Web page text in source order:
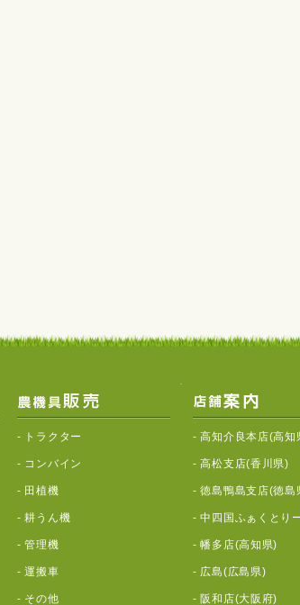
- トラクター
- コンバイン
- 田植機
-耕うん機
-管理機
-運搬車
- その他
-高知介良本店(高知
-高松支店(香川県)
-徳島鴨島支店(徳島
-中四国ふぁくとり
-幡多店(高知県)
- 広島(広島県)
- 阪和店(大阪府)